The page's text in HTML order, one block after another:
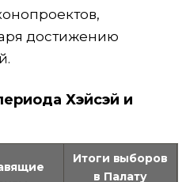
достижению
Хэйсэй и
Итоги выборов
в Палату